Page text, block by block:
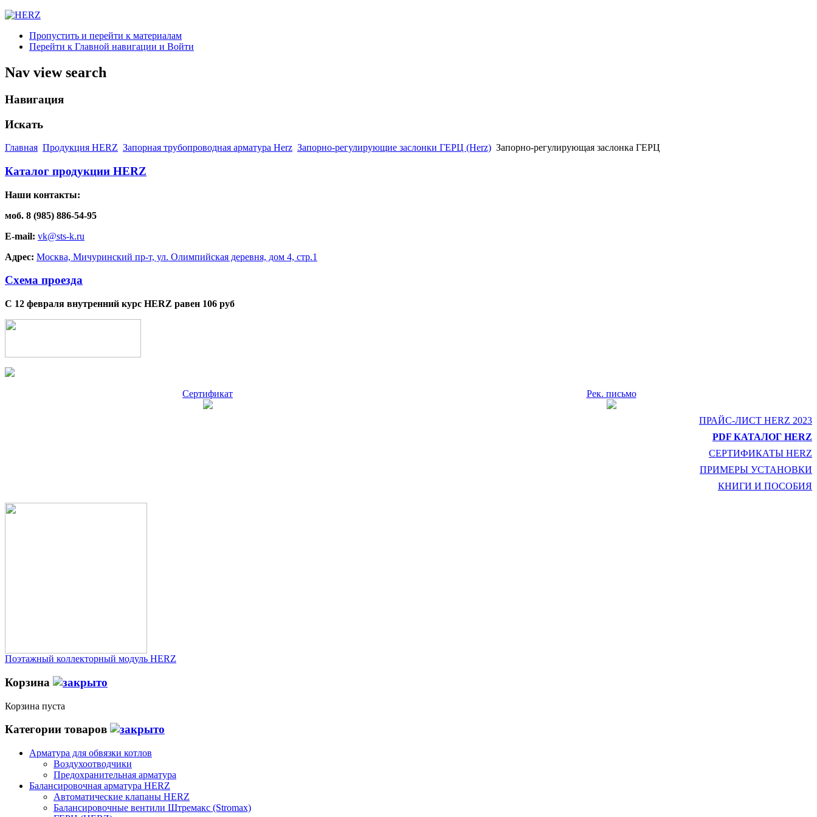
Пропустить и перейти к материалам
Перейти к Главной навигации и Войти
Nav view search
Навигация
Искать
Главная Продукция HERZ Запорная трубопроводная арматура Herz Запорно-регулирующие заслонки ГЕРЦ (Herz) Запорно-регулирующая заслонка ГЕРЦ
Каталог продукции HERZ
Наши контакты:
моб. 8 (985) 886-54-95
E-mail: vk@sts-k.ru
Адрес: Москва, Мичуринский пр-т, ул. Олимпийская деревня, дом 4, стр.1
Схема проезда
С 12 февраля внутренний курс HERZ равен 106 руб
Сертификат Рек. письмо
ПРАЙС-ЛИСТ HERZ 2023
PDF КАТАЛОГ HERZ
СЕРТИФИКАТЫ HERZ
ПРИМЕРЫ УСТАНОВКИ
КНИГИ И ПОСОБИЯ
Поэтажный коллекторный модуль HERZ
Корзина
Корзина пуста
Категории товаров
Арматура для обвязки котлов
Воздухоотводчики
Предохранительная арматура
Балансировочная арматура HERZ
Автоматические клапаны HERZ
Балансировочные вентили Штремакс (Stromax)